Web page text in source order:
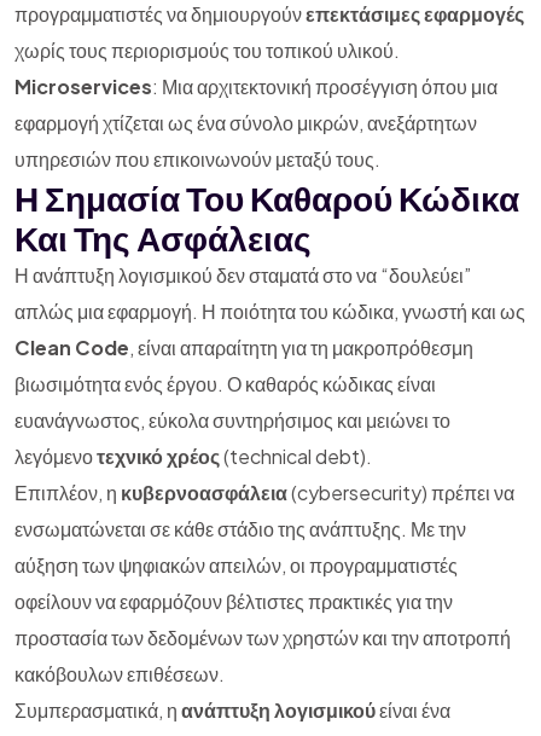
προγραμματιστές να δημιουργούνεπεκτάσιμες εφαρμογές
χωρίς τους περιορισμούς του τοπικού υλικού.
Microservices: Μια αρχιτεκτονική προσέγγιση όπου μια
εφαρμογή χτίζεται ως ένα σύνολο μικρών, ανεξάρτητων
υπηρεσιών που επικοινωνούν μεταξύ τους.
Η Σημασία Του Καθαρού Κώδικα
Και Της Ασφάλειας
Η ανάπτυξη λογισμικού δεν σταματά στο να “δουλεύει”
απλώς μια εφαρμογή. Η ποιότητα του κώδικα, γνωστή και ως
Clean Code, είναι απαραίτητη για τη μακροπρόθεσμη
βιωσιμότητα ενός έργου. Ο καθαρός κώδικας είναι
ευανάγνωστος, εύκολα συντηρήσιμος και μειώνει το
λεγόμενοτεχνικό χρέος(technical debt).
Επιπλέον, η κυβερνοασφάλεια(cybersecurity) πρέπει να
ενσωματώνεται σε κάθε στάδιο της ανάπτυξης. Με την
αύξηση των ψηφιακών απειλών, οι προγραμματιστές
οφείλουν να εφαρμόζουν βέλτιστες πρακτικές για την
προστασία των δεδομένων των χρηστών και την αποτροπή
κακόβουλων επιθέσεων.
Συμπερασματικά, ηανάπτυξη λογισμικούείναι ένα